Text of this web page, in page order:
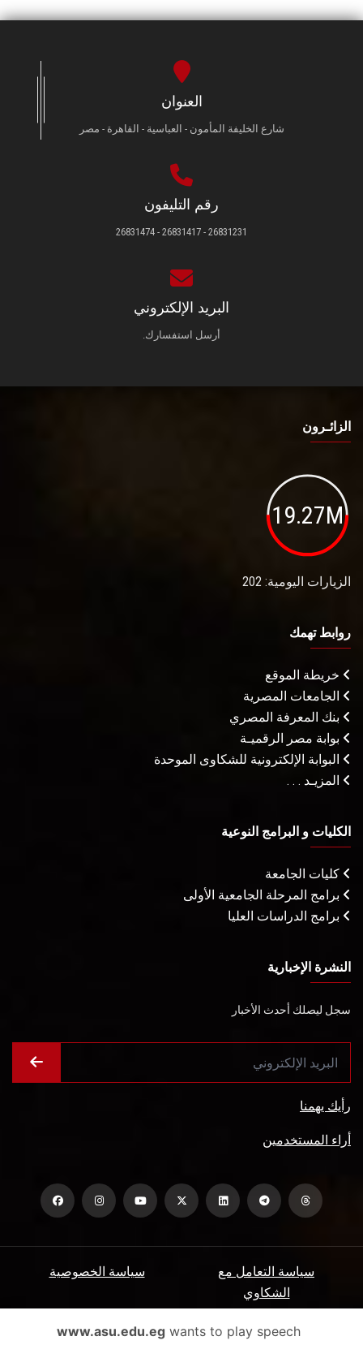
العنوان
شارع الخليفة المأمون - العباسية - القاهرة - مصر
رقم التليفون
26831231 - 26831417 - 26831474
البريد الإلكتروني
أرسل استفسارك.
الزائـرون
19.27M
الزيارات اليومية: 202
روابط تهمك
خريطة الموقع
الجامعات المصرية
بنك المعرفة المصري
بوابة مصر الرقميـة
البوابة الإلكترونية للشكاوى الموحدة
المزيـد . . .
الكليات و البرامج النوعية
كليات الجامعة
برامج المرحلة الجامعية الأولى
برامج الدراسات العليا
النشرة الإخبارية
سجل ليصلك أحدث الأخبار
رأيك يهمنا
أراء المستخدمين
سياسة الخصوصية
سياسة التعامل مع
الشكاوي
الأسئلة الشائعة ميثاق المتعاملين www.asu.edu.egwants to play speech